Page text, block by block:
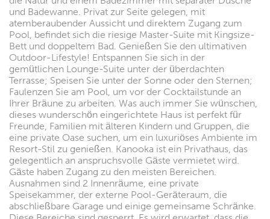
und Badewanne. Privat zur Seite gelegen, mit
atemberaubender Aussicht und direktem Zugang zum
Pool, befindet sich die riesige Master-Suite mit Kingsize-
Bett und doppeltem Bad. Genießen Sie den ultimativen
Outdoor-Lifestyle! Entspannen Sie sich in der
gemütlichen Lounge-Suite unter der überdachten
Terrasse; Speisen Sie unter der Sonne oder den Sternen;
Faulenzen Sie am Pool, um vor der Cocktailstunde an
Ihrer Bräune zu arbeiten. Was auch immer Sie wünschen,
dieses wunderschön eingerichtete Haus ist perfekt für
Freunde, Familien mit älteren Kindern und Gruppen, die
eine private Oase suchen, um ein luxuriöses Ambiente im
Resort-Stil zu genießen. Kanooka ist ein Privathaus, das
gelegentlich an anspruchsvolle Gäste vermietet wird.
Gäste haben Zugang zu den meisten Bereichen.
Ausnahmen sind 2 Innenräume, eine private
Speisekammer, der externe Pool-Geräteraum, die
abschließbare Garage und einige gemeinsame Schränke.